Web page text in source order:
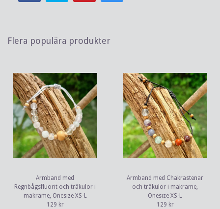
Flera populära produkter
Armband med
Regnbågsfluorit och träkulor i
makrame, Onesize XS-L
129 kr
Armband med Chakrastenar
och träkulor i makrame,
Onesize XS-L
129 kr